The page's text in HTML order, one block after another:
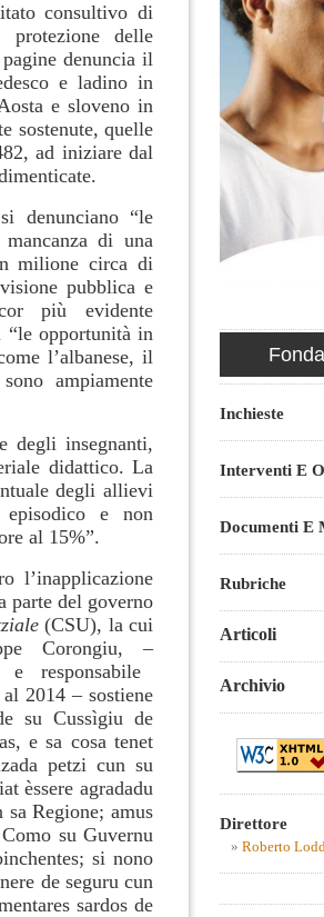
consultivo di
delle
denuncia il
e ladino in
e sloveno in
sostenute, quelle
ad iniziare dal
denunciano “le
di una
milione circa di
pubblica e
più evidente
“le opportunità in
l’albanese, il
ampiamente
degli insegnanti,
didattico. La
degli allievi
e non
al 15%”.
l’inapplicazione
parte del governo
(CSU), la cui
Corongiu, –
e responsabile
2014 – sostiene
su Cussìgiu de
e sa cosa tenet
petzi cun su
èssere agradadu
Regione; amus
su Guvernu
si nono
de seguru cun
sardos de
Inchieste
Interventi E
Documenti E
Rubriche
Articoli
Archivio
Direttore
Roberto